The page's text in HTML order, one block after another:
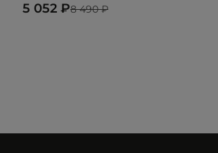
8 490 ₽
5 052 ₽